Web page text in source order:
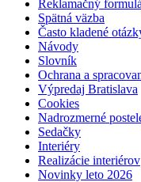
Reklamačný
Spätná väzba
Často kladené
Návody
Slovník
Ochrana a
Výpredaj Bratislava
Cookies
Nadrozmerné
Sedačky
Interiéry
Realizácie interiérov
Novinky leto 2026